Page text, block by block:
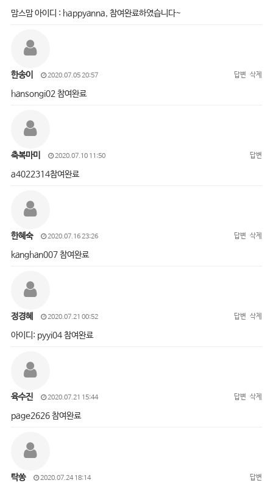
맘스맘 아이디 : happyanna, 참여완료하였습니다~
한송이 2020.07.05 20:57 답변 삭제
hansongi02 참여완료
축복마미 2020.07.10 11:50 답변
a4022314참여완료
한혜숙 2020.07.16 23:26 답변 삭제
kanghan007 참여완료
정경혜 2020.07.21 00:52 답변 삭제
아이디: pyyi04 참여완료
육수진 2020.07.21 15:44 답변 삭제
page2626 참여완료
탁쏭 2020.07.24 18:14 답변